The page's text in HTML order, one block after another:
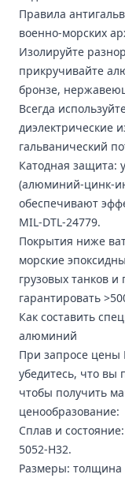
Правила
военно-морских
Изолируйте
прикручивайте
бронзе,
Всегда
диэлектрические
гальванический
Катодная защита:
(алюминий-цинк-
обеспечивают
MIL-DTL-24779.
Покрытия ниже
морские
грузовых танков
гарантировать
Как составить
алюминий
При запросе цены
убедитесь, что
чтобы получить
ценообразование:
Сплав и
5052-H32.
Размеры: